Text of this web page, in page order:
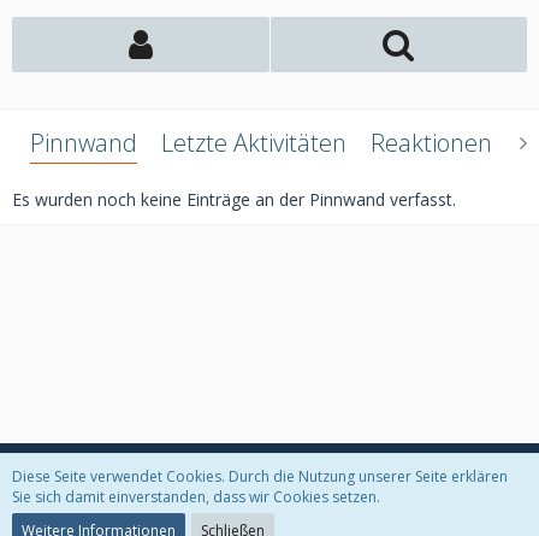
Pinnwand Letzte Aktivitäten Reaktionen
Es wurden noch keine Einträge an der Pinnwand verfasst.
Datenschutzerklärung Kontakt Impressum
Diese Seite verwendet Cookies. Durch die Nutzung unserer Seite erklären
Sie sich damit einverstanden, dass wir Cookies setzen.
Weitere Informationen
Schließen